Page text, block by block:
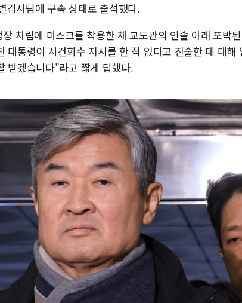
검사팀에 구속 상태로 출석했다.
차림에 마스크를 착용한 채 교도관의 인솔 아래 포박
대통령이 사건회수 지시를 한 적 없다고 진술한 데 대해
받겠습니다"라고 짧게 답했다.